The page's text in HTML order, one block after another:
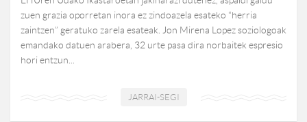
zuen grazia oporretan inora ez zindoazela esateko “herria
zaintzen” geratuko zarela esateak. Jon Mirena Lopez soziologoak
emandako datuen arabera, 32 urte pasa dira norbaitek espresio
hori entzun...
JARRAI-SEGI